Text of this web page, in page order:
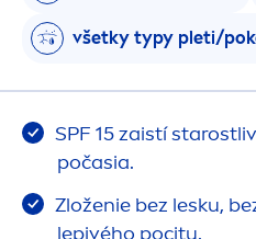
všetky typy pleti/
SPF 15 zaistí
počasia.
Zloženie bez lesku,
lepivého pocitu.